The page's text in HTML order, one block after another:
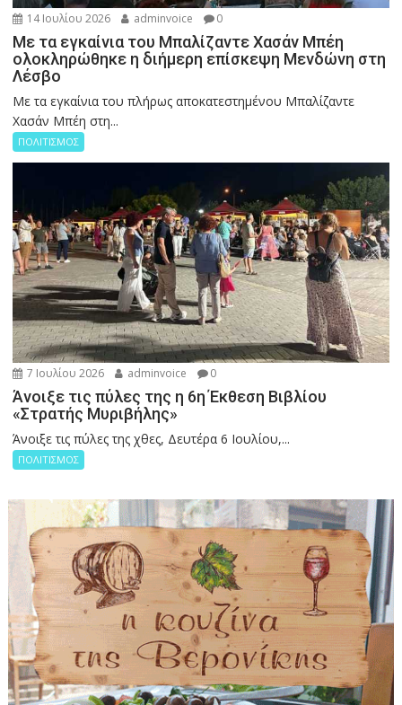
14 Ιουλίου 2026 adminvoice 0
Με τα εγκαίνια του Μπαλίζαντε Χασάν Μπέη
ολοκληρώθηκε η διήμερη επίσκεψη Μενδώνη στη
Λέσβο
Με τα εγκαίνια του πλήρως αποκατεστημένου Μπαλίζαντε
Χασάν Μπέη στη...
ΠΟΛΙΤΙΣΜΟΣ
7 Ιουλίου 2026 adminvoice 0
Άνοιξε τις πύλες της η 6η Έκθεση Βιβλίου
«Στρατής Μυριβήλης»
Άνοιξε τις πύλες της χθες, Δευτέρα 6 Ιουλίου,...
ΠΟΛΙΤΙΣΜΟΣ